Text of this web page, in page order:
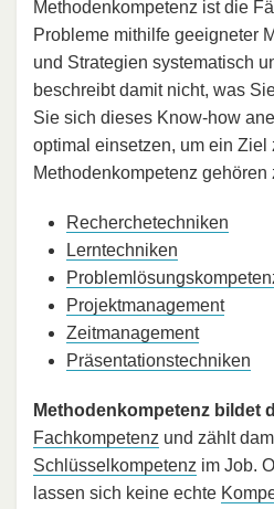
Methodenkompetenz ist die
Probleme mithilfe geeigneter
und Strategien systematisch
beschreibt damit nicht, was
Sie sich dieses Know-how
optimal einsetzen, um ein Ziel
Methodenkompetenz gehören
Recherchetechniken
Lerntechniken
Projektmanagement
Zeitmanagement
Präsentationstechniken
Methodenkompetenz bildet
Fachkompetenz und zählt
Schlüsselkompetenz im Job.
lassen sich keine echte